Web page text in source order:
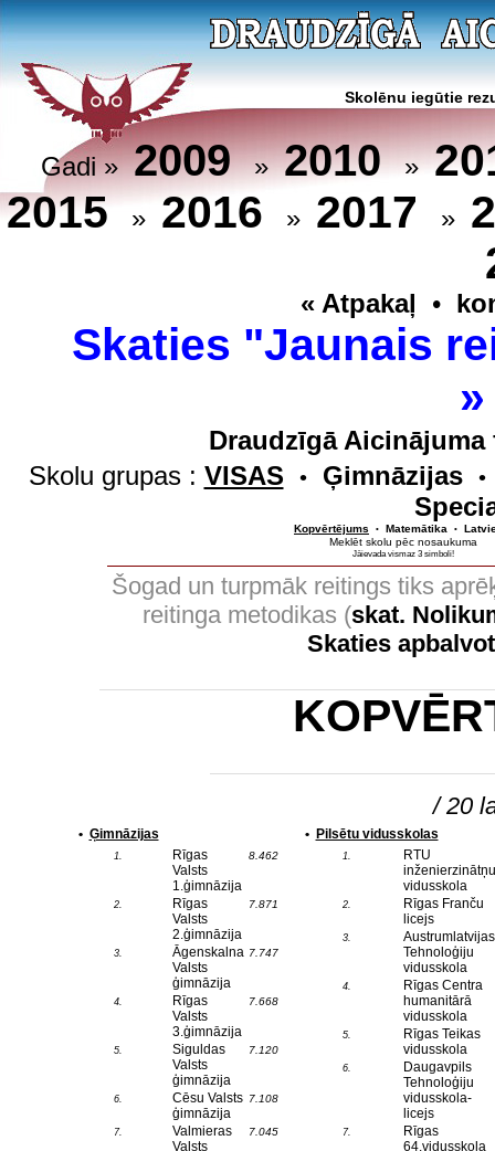
Skolēnu iegūtie
Gadi »2009 »2010 »
2015
» 2016 » 2017 »
« Atpakaļ •
Skaties "Jaunais
Draudzīgā
Skolu grupas : VISAS • Ģimnāzijas •
Kopvērtējums • Matemātika •
Meklēt skolu pēc nosaukuma
Jāievada vismaz 3 simboli!
Šogad un turpmāk reitings tiks
reitinga metodikas (skat.
Skaties
/ 20
• Ģimnāzijas
1.
Rīgas
Valsts
1.ģimnāzija
8.462
2.
Rīgas
Valsts
2.ģimnāzija
7.871
3.
Āgenskalna
Valsts
ģimnāzija
7.747
4.
Rīgas
Valsts
3.ģimnāzija
7.668
5.
Siguldas
Valsts
ģimnāzija
7.120
6.
Cēsu Valsts
ģimnāzija
7.108
7.
Valmieras
Valsts
7.045
• Pilsētu vidusskolas
1.
RTU
inženierzinātņu
vidusskola
2.
Rīgas Franču
licejs
3.
Austrumlatvijas
Tehnoloģiju
vidusskola
4.
Rīgas Centra
humanitārā
vidusskola
5.
Rīgas Teikas
vidusskola
6.
Daugavpils
Tehnoloģiju
vidusskola-
licejs
7.
Rīgas
64.vidusskola